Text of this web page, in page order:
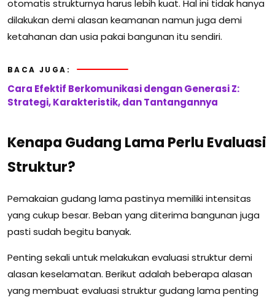
otomatis strukturnya harus lebih kuat. Hal ini tidak hanya
dilakukan demi alasan keamanan namun juga demi
ketahanan dan usia pakai bangunan itu sendiri.
BACA JUGA:
Cara Efektif Berkomunikasi dengan Generasi Z:
Strategi, Karakteristik, dan Tantangannya
Kenapa Gudang Lama Perlu Evaluasi
Struktur?
Pemakaian gudang lama pastinya memiliki intensitas
yang cukup besar. Beban yang diterima bangunan juga
pasti sudah begitu banyak.
Penting sekali untuk melakukan evaluasi struktur demi
alasan keselamatan. Berikut adalah beberapa alasan
yang membuat evaluasi struktur gudang lama penting